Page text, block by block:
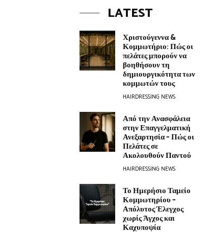
LATEST
Χριστούγεννα &
Κομμωτήριο: Πώς οι
πελάτες μπορούν να
βοηθήσουν τη
δημιουργικότητα των
κομμωτών τους
HAIRDRESSING NEWS
Από την Ανασφάλεια
στην Επαγγελματική
Ανεξαρτησία – Πώς οι
Πελάτες σε
Ακολουθούν Παντού
HAIRDRESSING NEWS
Το Ημερήσιο Ταμείο
Κομμωτηρίου –
Απόλυτος Έλεγχος
χωρίς Άγχος και
Καχυποψία